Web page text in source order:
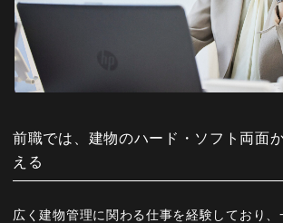
前職では、建物のハード・ソフト両面
える
広く建物管理に関わる仕事を経験しており